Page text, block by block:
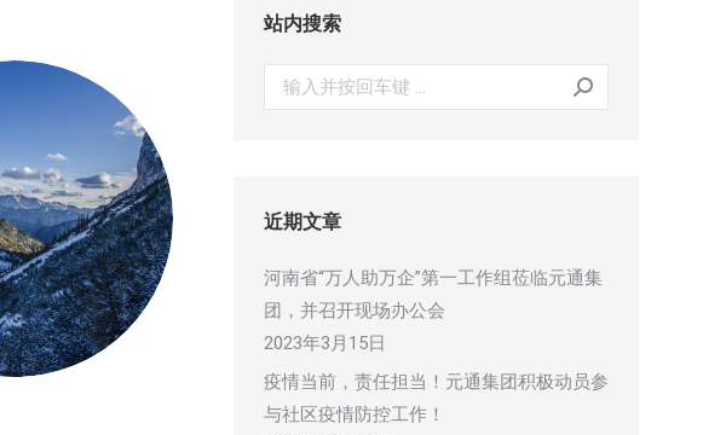
站内搜索
索：
近期文章
河南省“万人助万企”第一工作组莅临元通集
团，并召开现场办公会
2023年3月15日
疫情当前，责任担当！元通集团积极动员参
与社区疫情防控工作！